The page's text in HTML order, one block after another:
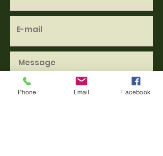
Phone Email Facebook